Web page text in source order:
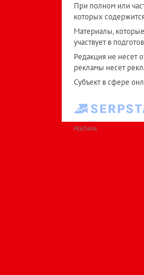
При полном или
которых
Материалы,
участвует в
Редакция не несет
рекламы несет
Субъект в сфере
РЕКЛАМА